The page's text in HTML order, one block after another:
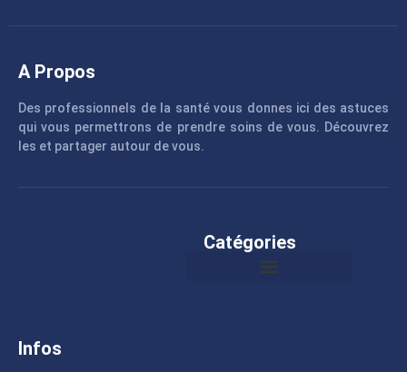
A Propos
Des professionnels de la santé vous donnes ici des astuces
qui vous permettrons de prendre soins de vous. Découvrez
les et partager autour de vous.
Catégories
Infos